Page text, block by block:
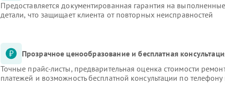
Предоставляется документированная гарантия на
детали, что защищает клиента от повторных неисправностей
Прозрачное ценообразование и бесплатная
Точные прайс-листы, предварительная оценка стоимости
платежей и возможность бесплатной консультации по